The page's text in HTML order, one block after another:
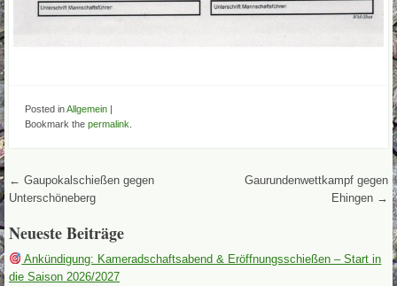
Posted inAllgemein |
Bookmark the permalink
Post navigation
← Gaupokalschießen gegen
Unterschöneberg
Gaurundenwettkampf gegen
Ehingen →
Neueste Beiträge
Ankündigung: Kameradschaftsabend & Eröffnungsschießen – Start in
die Saison 2026/2027